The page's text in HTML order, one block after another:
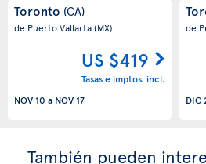
Toronto (CA)
de Puerto Vallarta(MX)
US $419
Tasas e imptos. incl.
NOV 10 a NOV 17
de
DIC
También pueden